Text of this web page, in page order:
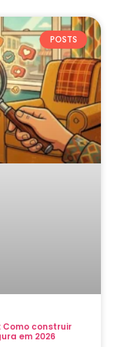
POSTS
Como construir
em 2026